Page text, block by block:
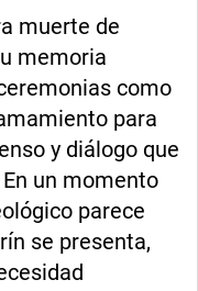
muerte de
memoria
como
para
y diálogo que
un momento
parece
se presenta,